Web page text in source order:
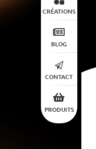
CRÉATIONS
BLOG
CONTACT
PRODUITS